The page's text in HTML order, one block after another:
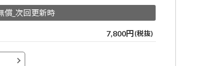
調整、雇用契約、人事情報の可視化、スキル管理、
チャットサポート、電話サポート、専属サポート、導
償_次回更新時
7,800円(税抜)